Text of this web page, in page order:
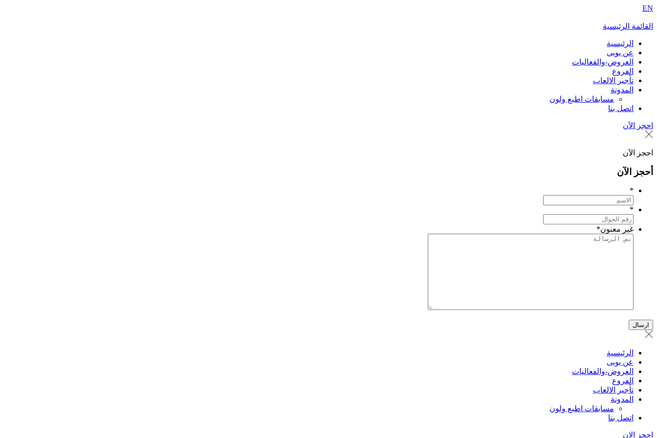
EN
القائمة الرئيسية
الرئيسية
عن يوبى
العروض-والفعاليات
الفروع
تأجير الالعاب
المدونة
مسابقات اطبع ولون
اتصل بنا
احجز الآن
احجز الآن
أحجز الآن
*
*
غير معنون*
الرئيسية
عن يوبى
العروض-والفعاليات
الفروع
تأجير الالعاب
المدونة
مسابقات اطبع ولون
اتصل بنا
احجز الان